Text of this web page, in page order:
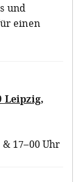
und
einen
Leipzig,
17–00 Uhr